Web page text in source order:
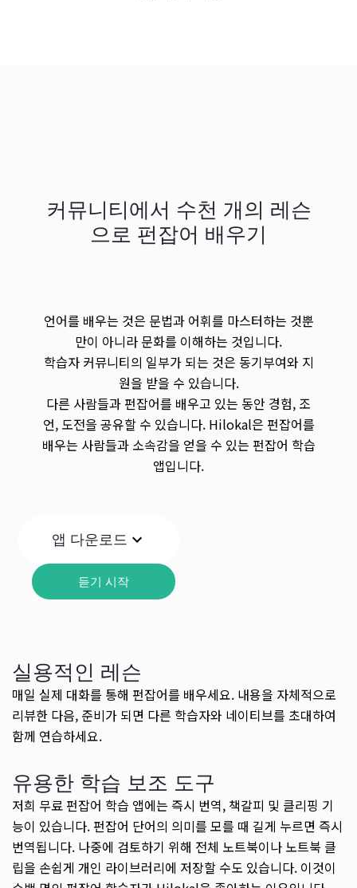
커뮤니티에서 수천 개의 레슨
으로 펀잡어 배우기
언어를 배우는 것은 문법과 어휘를 마스터하는 것뿐
만이 아니라 문화를 이해하는 것입니다.
학습자 커뮤니티의 일부가 되는 것은 동기부여와 지
원을 받을 수 있습니다.
다른 사람들과 펀잡어를 배우고 있는 동안 경험, 조
언, 도전을 공유할 수 있습니다. Hilokal은 펀잡어를
배우는 사람들과 소속감을 얻을 수 있는 펀잡어 학습
앱입니다.
앱 다운로드
듣기 시작
실용적인 레슨
매일 실제 대화를 통해 펀잡어를 배우세요. 내용을 자체적으로
리뷰한 다음, 준비가 되면 다른 학습자와 네이티브를 초대하여
함께 연습하세요.
유용한 학습 보조 도구
저희 무료 펀잡어 학습 앱에는 즉시 번역, 책갈피 및 클리핑 기
능이 있습니다. 펀잡어 단어의 의미를 모를 때 길게 누르면 즉시
번역됩니다. 나중에 검토하기 위해 전체 노트북이나 노트북 클
립을 손쉽게 개인 라이브러리에 저장할 수도 있습니다. 이것이